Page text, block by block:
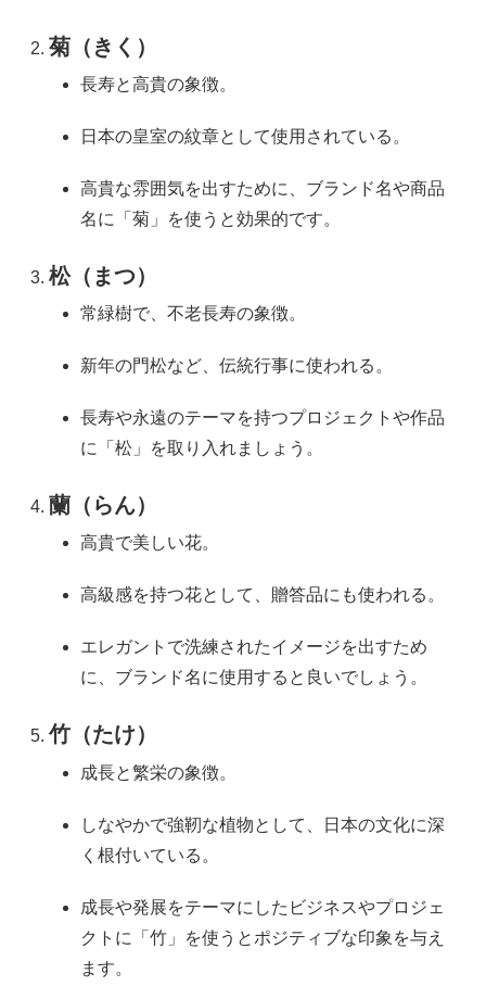
菊（きく）
長寿と高貴の象徴。
日本の皇室の紋章として使用されている。
高貴な雰囲気を出すために、ブランド名や商品
名に「菊」を使うと効果的です。
松（まつ）
常緑樹で、不老長寿の象徴。
新年の門松など、伝統行事に使われる。
長寿や永遠のテーマを持つプロジェクトや作品
に「松」を取り入れましょう。
蘭（らん）
高貴で美しい花。
高級感を持つ花として、贈答品にも使われる。
エレガントで洗練されたイメージを出すため
に、ブランド名に使用すると良いでしょう。
竹（たけ）
成長と繁栄の象徴。
しなやかで強靭な植物として、日本の文化に深
く根付いている。
成長や発展をテーマにしたビジネスやプロジェ
クトに「竹」を使うとポジティブな印象を与え
ます。